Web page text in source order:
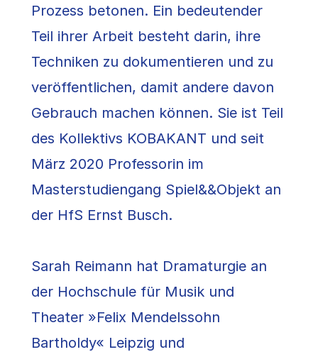
Prozess betonen. Ein bedeutender
Teil ihrer Arbeit besteht darin, ihre
Techniken zu dokumentieren und zu
veröffentlichen, damit andere davon
Gebrauch machen können. Sie ist Teil
des Kollektivs KOBAKANT und seit
März 2020 Professorin im
Masterstudiengang Spiel&&Objekt an
der HfS Ernst Busch.
Sarah Reimann hat Dramaturgie an
der Hochschule für Musik und
Theater »Felix Mendelssohn
Bartholdy« Leipzig und